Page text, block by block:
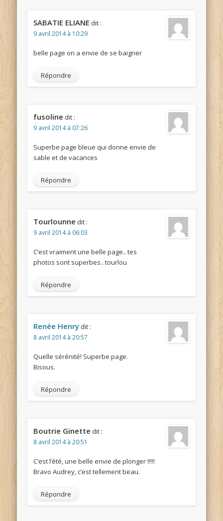
SABATIE ELIANE dit :
9 avril 2014 à 10:29
belle page on a envie de se baigner
Répondre
fusoline dit :
9 avril 2014 à 07:26
Superbe page bleue qui donne envie de
sable et de vacances
Répondre
Tourlounne dit :
9 avril 2014 à 06:03
C’est vraiment une belle page.. tes
photos sont superbes.. tourlou
Répondre
Renée Henry dit :
8 avril 2014 à 20:57
Quelle sérénité! Superbe page.
Bisous.
Répondre
Boutrie Ginette dit :
8 avril 2014 à 20:51
C’est l’été, une belle envie de plonger !!!!!
Bravo Audrey, c’est tellement beau.
Répondre